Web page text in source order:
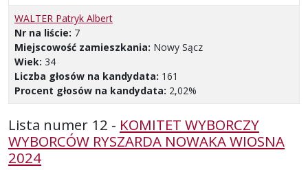
WALTER Patryk Albert
Nr na liście: 7
Miejscowość zamieszkania: Nowy Sącz
Wiek: 34
Liczba głosów na kandydata: 161
Procent głosów na kandydata: 2,02%
Lista numer 12 - KOMITET WYBORCZY
WYBORCÓW RYSZARDA NOWAKA WIOSNA
2024